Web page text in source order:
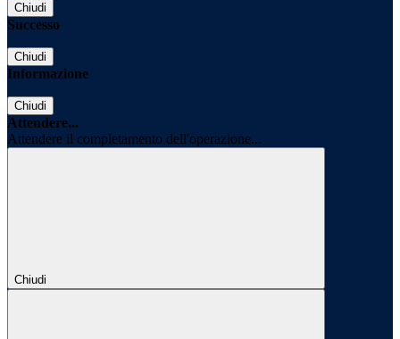
Chiudi
Successo
Chiudi
Informazione
Chiudi
Attendere...
Attendere il completamento dell'operazione...
Chiudi